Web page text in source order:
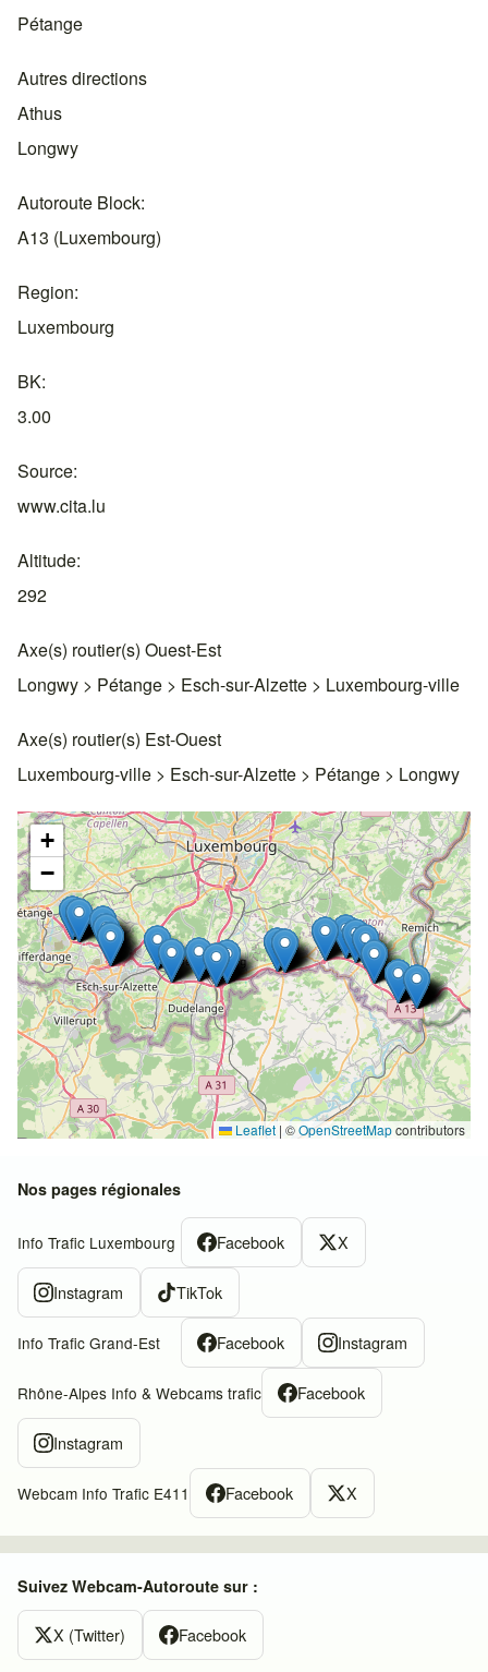
Pétange
Autres directions
Athus
Longwy
Autoroute Block
A13 (Luxembourg)
Region
Luxembourg
BK
3.00
Source
www.cita.lu
Altitude
292
Axe(s) routier(s) Ouest-Est
Longwy > Pétange > Esch-sur-Alzette > Luxembourg-ville
Axe(s) routier(s) Est-Ouest
Luxembourg-ville > Esch-sur-Alzette > Pétange > Longwy
+
−
Leaflet | ©OpenStreetMapcontributors
Nos pages régionales
Info Trafic Luxembourg Facebook X
Instagram TikTok
Info Trafic Grand-Est Facebook Instagram
Rhône-Alpes Info & Webcams trafic Facebook
Instagram
Webcam Info Trafic E411 Facebook X
Suivez Webcam-Autoroute sur :
X (Twitter) Facebook